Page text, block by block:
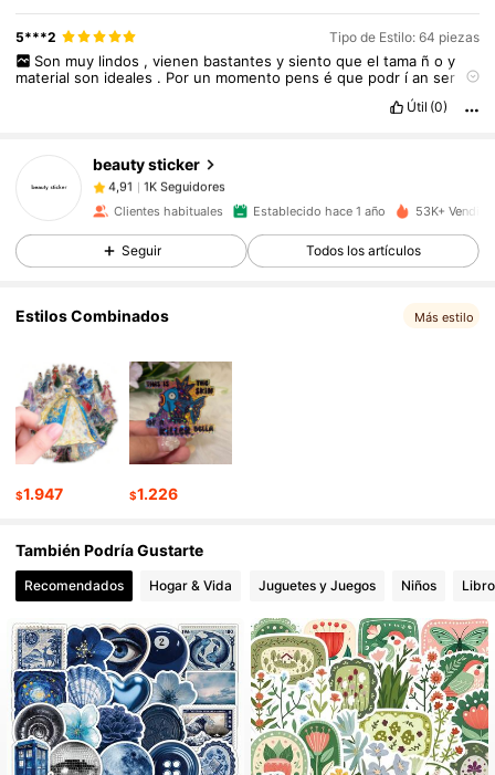
5***2 Tipo de Estilo: 64 piezas
Son muy lindos , vienen bastantes y siento que el tama ñ o y
materialson ideales . Por un momento penséque podr íanser
m
Útil (0)
beauty sticker
4,91
1K Seguidores
d***5pagóHace 1 día
4,91 1K Seguidores
4,91 1K Seguidores
4,91 1K Seguidores
4,91 1K Seguidores
4,91 1K Seguidores
4,91 1K Seguidores
Clientes habituales Establecido hace 1 año 53K+
Seguir Todos los artículos
Estilos Combinados Más estilo
$1.947 $1.226
También Podría Gustarte
Recomendados Hogar & Vida Juguetes y Juegos Niños